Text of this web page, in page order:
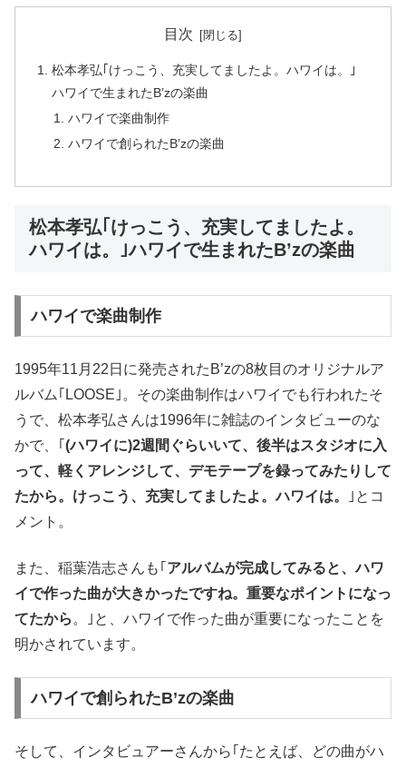
目次
松本孝弘｢けっこう、充実してましたよ。ハワイは。｣
ハワイで生まれたB’zの楽曲
ハワイで楽曲制作
ハワイで創られたB’zの楽曲
松本孝弘｢けっこう、充実してましたよ。
ハワイは。｣ハワイで生まれたB’zの楽曲
ハワイで楽曲制作
1995年11月22日に発売されたB’zの8枚目のオリジナルア
ルバム｢LOOSE｣。その楽曲制作はハワイでも行われたそ
うで、松本孝弘さんは1996年に雑誌のインタビューのな
かで、｢ (ハワイに)2週間ぐらいいて、後半はスタジオに入
って、軽くアレンジして、デモテープを録ってみたりして
たから。けっこう、充実してましたよ。ハワイは。
｣とコ
メント。
また、稲葉浩志さんも｢ アルバムが完成してみると、ハワ
イで作った曲が大きかったですね。重要なポイントになっ
てたから 。｣と、ハワイで作った曲が重要になったことを
明かされています。
ハワイで創られたB’zの楽曲
そして、インタビュアーさんから｢たとえば、どの曲がハ